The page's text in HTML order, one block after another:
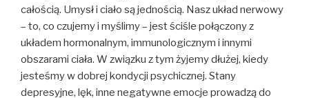
całością. Umysł i ciało są jednością. Nasz układ nerwowy
– to, co czujemy i myślimy – jest ściśle połączony z
układem hormonalnym, immunologicznym i innymi
obszarami ciała. W związku z tym żyjemy dłużej, kiedy
jesteśmy w dobrej kondycji psychicznej. Stany
depresyjne, lęk, inne negatywne emocje prowadzą do